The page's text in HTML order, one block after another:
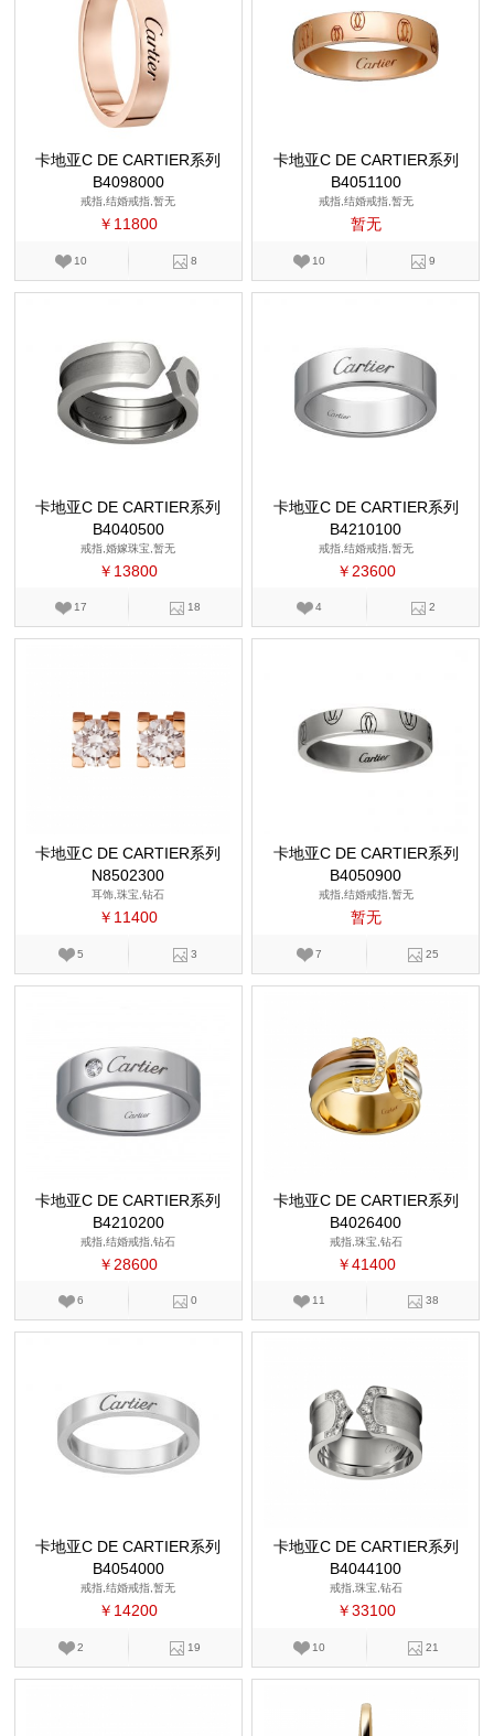
卡地亚C DE CARTIER系列
B4098000
戒指,结婚戒指,暂无
￥11800
10 8
卡地亚C DE CARTIER系列
B4051100
戒指,结婚戒指,暂无
暂无
10 9
卡地亚C DE CARTIER系列
B4040500
戒指,婚嫁珠宝,暂无
￥13800
17 18
卡地亚C DE CARTIER系列
B4210100
戒指,结婚戒指,暂无
￥23600
4 2
卡地亚C DE CARTIER系列
N8502300
耳饰,珠宝,钻石
￥11400
5 3
卡地亚C DE CARTIER系列
B4050900
戒指,结婚戒指,暂无
暂无
7 25
卡地亚C DE CARTIER系列
B4210200
戒指,结婚戒指,钻石
￥28600
6 0
卡地亚C DE CARTIER系列
B4026400
戒指,珠宝,钻石
￥41400
11 38
卡地亚C DE CARTIER系列
B4054000
戒指,结婚戒指,暂无
￥14200
2 19
卡地亚C DE CARTIER系列
B4044100
戒指,珠宝,钻石
￥33100
10 21